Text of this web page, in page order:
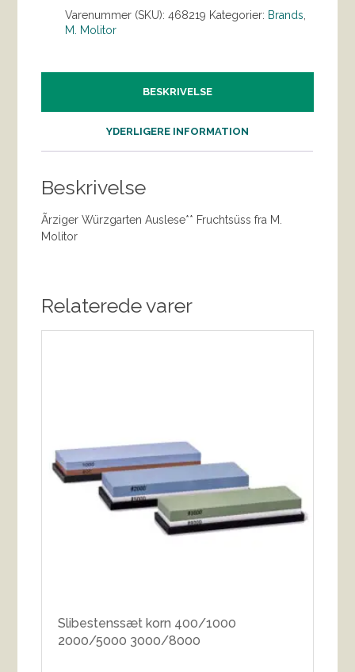
Varenummer (SKU):468219 Kategorier: Brands
M. Molitor
BESKRIVELSE
YDERLIGERE INFORMATION
Beskrivelse
Ãrziger Würzgarten Auslese** Fruchtsüss fra M.
Molitor
Relaterede varer
Slibestenssæt korn 400/1000
2000/5000 3000/8000